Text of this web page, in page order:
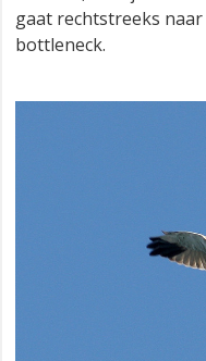
gaat rechtstreeks
bottleneck.